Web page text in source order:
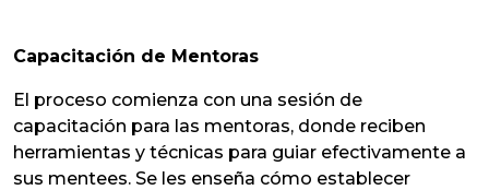
Capacitación de Mentoras
El proceso comienza con una sesión de
capacitación para las mentoras, donde reciben
herramientas y técnicas para guiar efectivamente a
sus mentees. Se les enseña cómo establecer